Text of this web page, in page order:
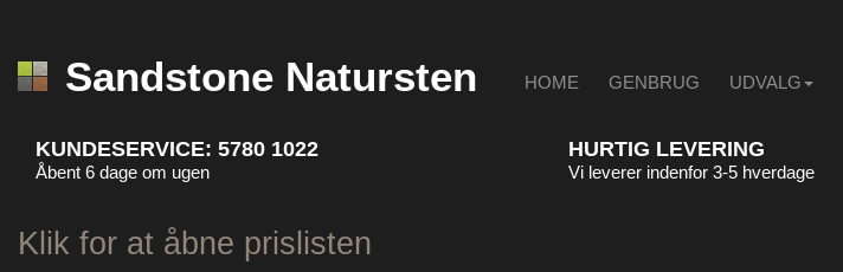
Sandstone Natursten HOME GENBRUG UDVALG
KUNDESERVICE: 5780 1022
Åbent 6 dage om ugen
HURTIG LEVERING
Vi leverer indenfor 3-5 hverdage
Klik for at åbne prislisten